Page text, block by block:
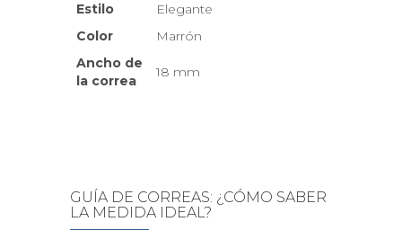
Estilo
Elegante
Color
Marrón
Ancho de
la correa
18 mm
GUÍA DE CORREAS: ¿CÓMO SABER
LA MEDIDA IDEAL?